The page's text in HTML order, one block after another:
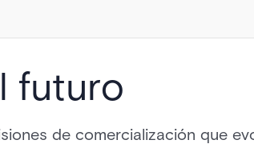
futuro
de comercialización que